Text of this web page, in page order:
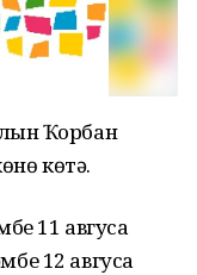
Ҡорбан
көтә.
11 авгусҡа
12 авгусҡа